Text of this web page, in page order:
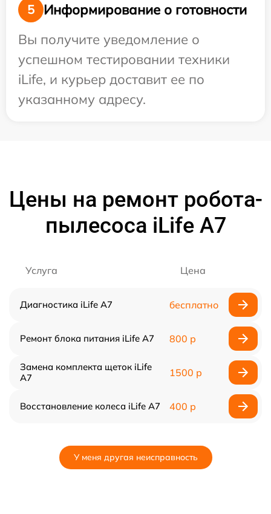
5
Информирование о готовности
Вы получите уведомление о
успешном тестировании техники
iLife, и курьер доставит ее по
указанному адресу.
Цены на ремонт робота-
пылесоса iLife A7
Услуга Цена
Диагностика iLife A7 бесплатно
Ремонт блока питания iLife A7 800 р
Замена комплекта щеток iLife
A7
1500 р
Восстановление колеса iLife A7 400 р
У меня другая неисправность